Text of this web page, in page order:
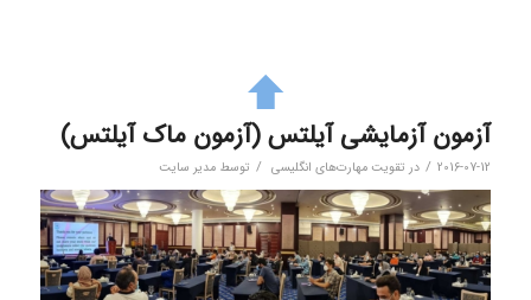
آزمون آزمایشی آیلتس (آزمون ماک آیلتس)
2016-07-12
/ در تقویت مهارت‌های انگلیسی / توسط مدیر سایت